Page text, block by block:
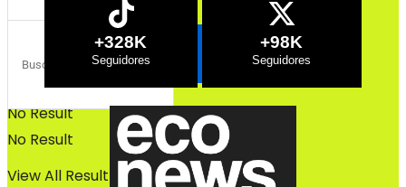
No Result
View All Result
No Result
+328K +98K